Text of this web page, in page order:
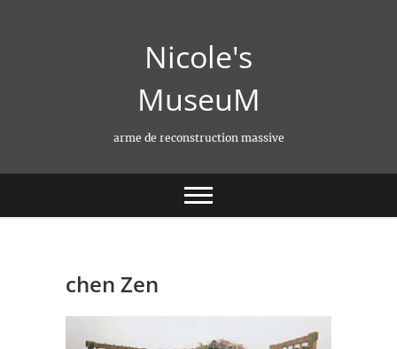
Nicole's
MuseuM
arme de reconstruction massive
chen Zen